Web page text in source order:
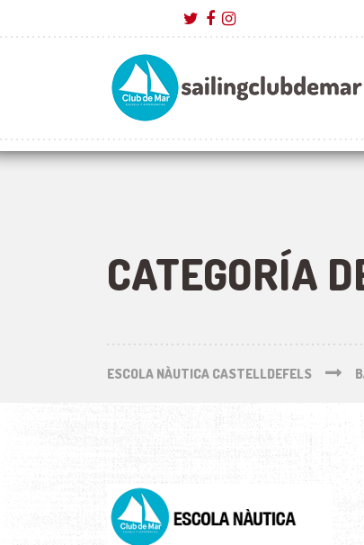
CATEGORÍA
ESCOLA NÀUTICA CASTELLDEFELS